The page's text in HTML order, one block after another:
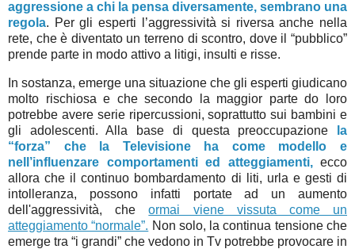
aggressione a chi la pensa diversamente, sembrano una
regola. Per gli esperti l’aggressività si riversa anche nella
rete, che è diventato un terreno di scontro, dove il “pubblico”
prende parte in modo attivo a litigi, insulti e risse.
In sostanza, emerge una situazione che gli esperti giudicano
molto rischiosa e che secondo la maggior parte do loro
potrebbe avere serie ripercussioni, soprattutto sui bambini e
gli adolescenti. Alla base di questa preoccupazione
la
“forza” che la Televisione ha come modello e
nell’influenzare comportamenti ed atteggiamenti,ecco
allora che il continuo bombardamento di liti, urla e gesti di
intolleranza, possono infatti portate ad un aumento
dell'aggressività, cheormai viene vissuta come un
atteggiamento “normale”. Non solo, la continua tensione che
emerge tra “i grandi” che vedono in Tv potrebbe provocare in